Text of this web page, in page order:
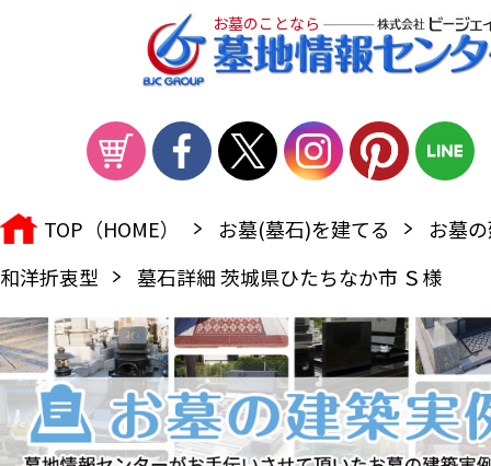
お墓のことなら
TOP（HOME） お墓(墓石)を建てる
お墓
和洋折衷型
墓石詳細 茨城県ひたちなか市 Ｓ様